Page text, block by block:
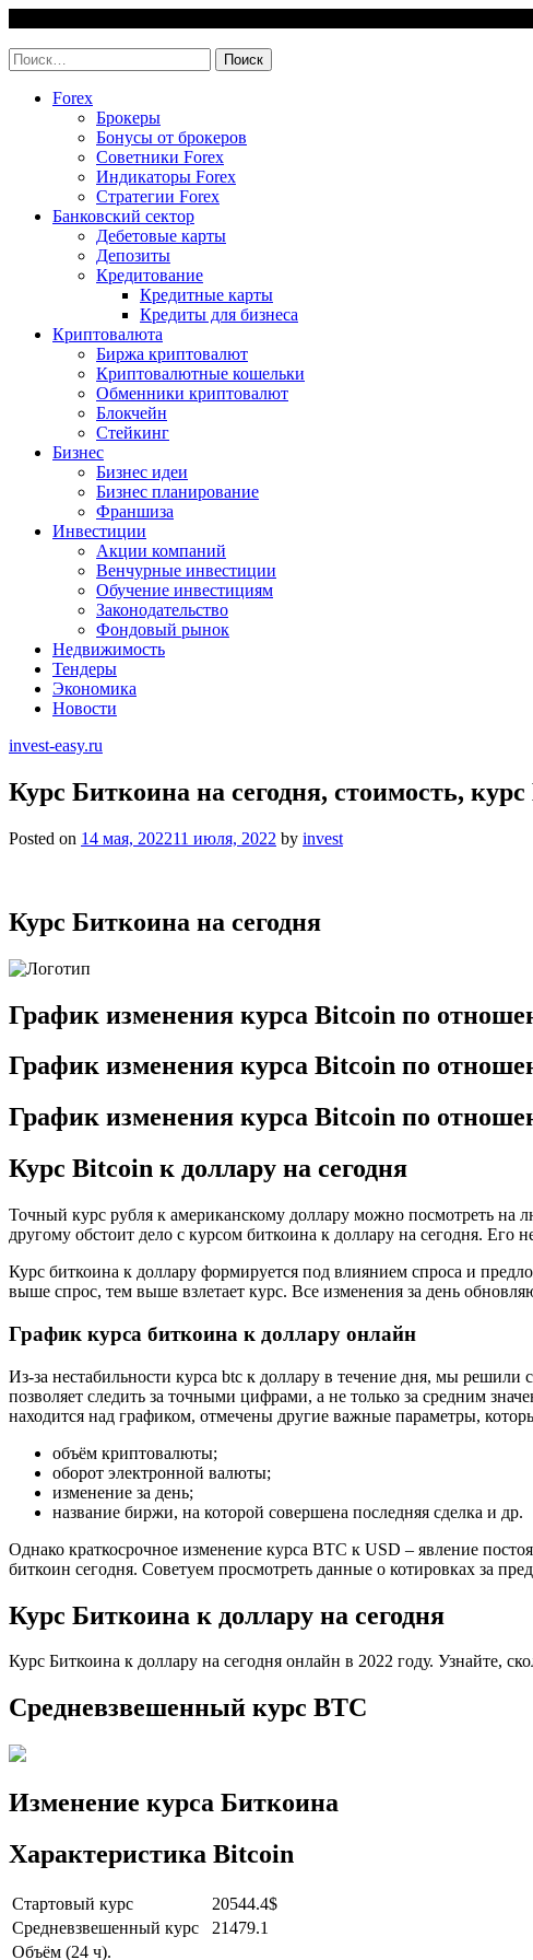
content
Найти:
Forex
Брокеры
Бонусы от брокеров
Советники Forex
Индикаторы Forex
Стратегии Forex
Банковский сектор
Дебетовые карты
Депозиты
Кредитование
Кредитные карты
Кредиты для бизнеса
Криптовалюта
Биржа криптовалют
Криптовалютные кошельки
Обменники криптовалют
Блокчейн
Стейкинг
Бизнес
Бизнес идеи
Бизнес планирование
Франшиза
Инвестиции
Акции компаний
Венчурные инвестиции
Обучение инвестициям
Законодательство
Фондовый рынок
Недвижимость
Тендеры
Экономика
Новости
invest-easy.ru
Курс Биткоина на сегодня, стоимость,
Posted on 14 мая, 202211 июля, 2022 by invest
Курс Биткоина на сегодня
График изменения курса Bitcoin по
График изменения курса Bitcoin по
График изменения курса Bitcoin по
Курс Bitcoin к доллару на сегодня
Точный курс рубля к американскому доллару можно посмотреть на
другому обстоит дело с курсом биткоина к доллару на сегодня.
Курс биткоина к доллару формируется под влиянием спроса и
выше спрос, тем выше взлетает курс. Все изменения за день
График курса биткоина к доллару онлайн
Из-за нестабильности курса btc к доллару в течение дня, мы
позволяет следить за точными цифрами, а не только за средним
находится над графиком, отмечены другие важные параметры,
объём криптовалюты;
оборот электронной валюты;
изменение за день;
название биржи, на которой совершена последняя сделка и др.
Однако краткосрочное изменение курса ВТС к USD – явление
биткоин сегодня. Советуем просмотреть данные о котировках за
Курс Биткоина к доллару на сегодня
Курс Биткоина к доллару на сегодня онлайн в 2022 году. Узнайте,
Средневзвешенный курс BTC
Изменение курса Биткоина
Характеристика Bitcoin
Стартовый курс
20544.4$
Средневзвешенный курс
21479.1
Объём (24 ч).